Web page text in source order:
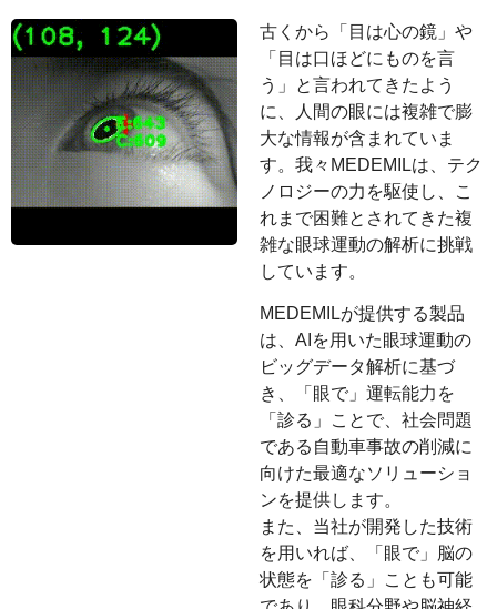
古くから「目は心の鏡」や
「目は口ほどにものを言
う」と言われてきたよう
に、人間の眼には複雑で膨
大な情報が含まれていま
す。我々MEDEMILは、テク
ノロジーの力を駆使し、こ
れまで困難とされてきた複
雑な眼球運動の解析に挑戦
しています。
MEDEMILが提供する製品
は、AIを用いた眼球運動の
ビッグデータ解析に基づ
き、「眼で」運転能力を
「診る」ことで、社会問題
である自動車事故の削減に
向けた最適なソリューショ
ンを提供します。
また、当社が開発した技術
を用いれば、「眼で」脳の
状態を「診る」ことも可能